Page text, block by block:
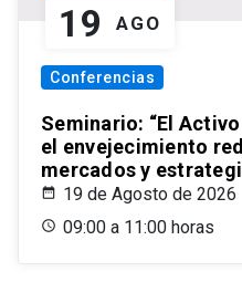
19 AGO
Conferencias
Seminario: “El
el envejecimiento
mercados y
19 de Agosto de 2026
09:00 a 11:00 horas